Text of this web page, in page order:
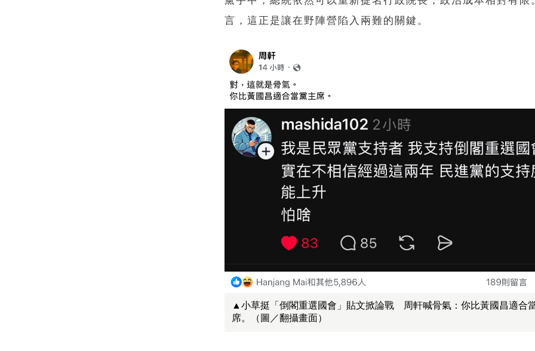
言，這正是讓在野陣營陷入兩難的關鍵。
▲小草挺「倒閣重選國會」貼文掀論戰 周軒喊骨氣：你比黃國昌適合
席。（圖／翻攝畫面）